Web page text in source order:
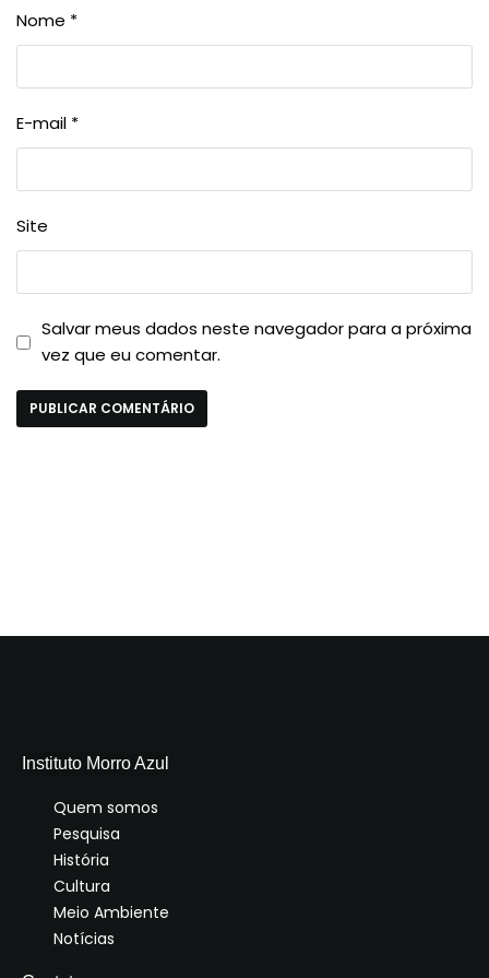
Nome *
E-mail *
Site
Salvar meus dados neste navegador para a próxima
vez que eu comentar.
Instituto Morro Azul
Quem somos
Pesquisa
História
Cultura
Meio Ambiente
Notícias